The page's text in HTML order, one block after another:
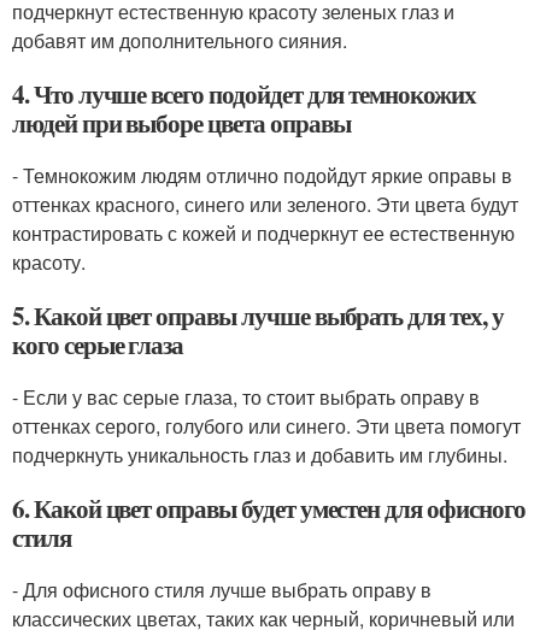
подчеркнут естественную красоту зеленых глаз и
добавят им дополнительного сияния.
4. Что лучше всего подойдет для темнокожих
людей при выборе цвета оправы
- Темнокожим людям отлично подойдут яркие оправы в
оттенках красного, синего или зеленого. Эти цвета будут
контрастировать с кожей и подчеркнут ее естественную
красоту.
5. Какой цвет оправы лучше выбрать для тех, у
кого серые глаза
- Если у вас серые глаза, то стоит выбрать оправу в
оттенках серого, голубого или синего. Эти цвета помогут
подчеркнуть уникальность глаз и добавить им глубины.
6. Какой цвет оправы будет уместен для офисного
стиля
- Для офисного стиля лучше выбрать оправу в
классических цветах, таких как черный, коричневый или